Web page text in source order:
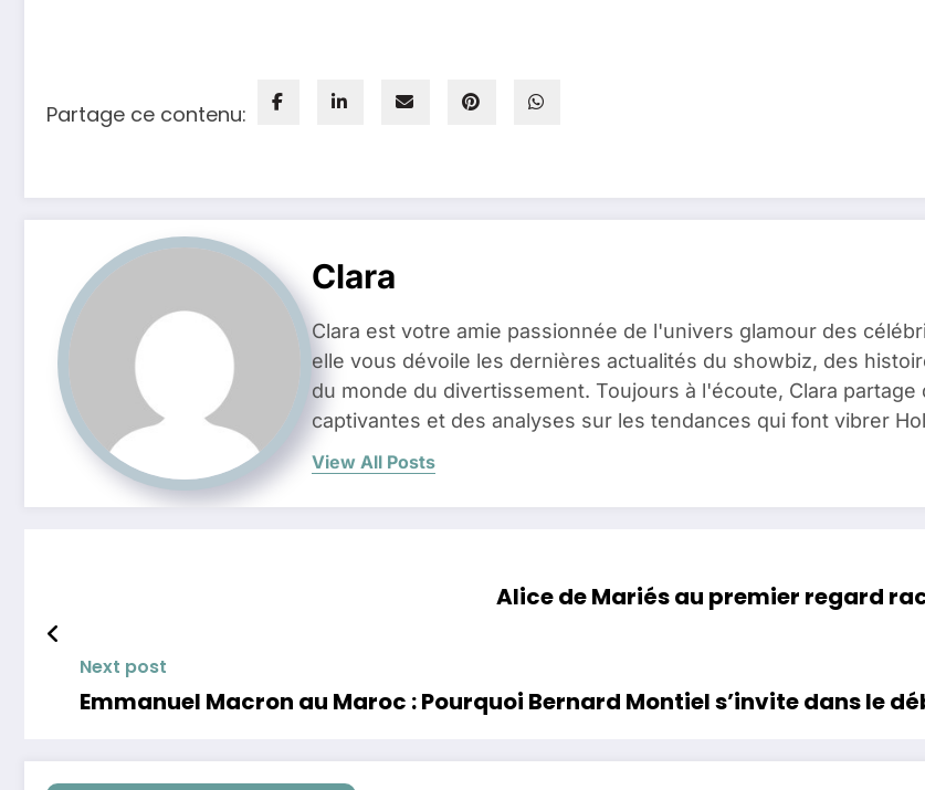
Partage ce contenu:
Clara
Clara est votre amie passionnée de l'univers glamour des
elle vous dévoile les dernières actualités du showbiz, des
du monde du divertissement. Toujours à l'écoute, Clara
captivantes et des analyses sur les tendances qui font vibrer
View All Posts
Alice de Mariés au premier regard
Next post
Emmanuel Macron au Maroc : Pourquoi Bernard Montiel s’invite dans le